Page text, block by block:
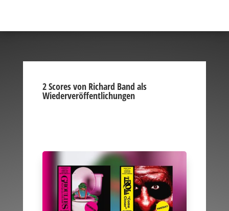
2 Scores von Richard Band als
Wiederveröffentlichungen